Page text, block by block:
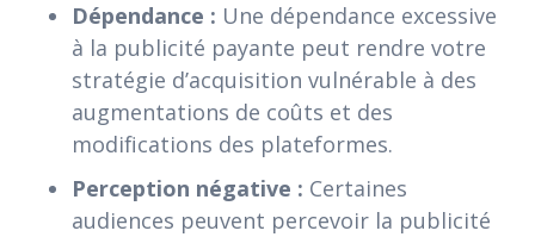
Dépendance : Une dépendance excessive
à la publicité payante peut rendre votre
stratégie d’acquisition vulnérable à des
augmentations de coûts et des
modifications des plateformes.
Perception négative : Certaines
audiences peuvent percevoir la publicité